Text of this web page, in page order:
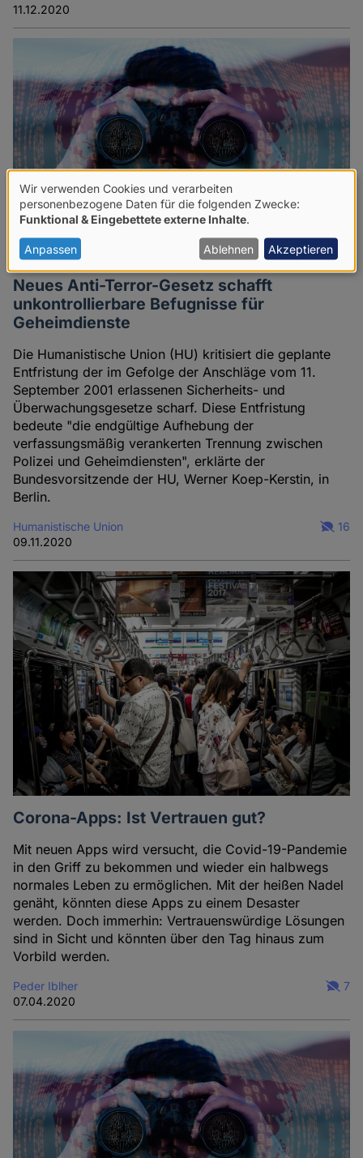
11.12.2020
Neues Anti-Terror-Gesetz schafft
unkontrollierbare Befugnisse für
Geheimdienste
Die Humanistische Union (HU) kritisiert die geplante
Entfristung der im Gefolge der Anschläge vom 11.
September 2001 erlassenen Sicherheits- und
Überwachungsgesetze scharf. Diese Entfristung
bedeute "die endgültige Aufhebung der
verfassungsmäßig verankerten Trennung zwischen
Polizei und Geheimdiensten", erklärte der
Bundesvorsitzende der HU, Werner Koep-Kerstin, in
Berlin.
Humanistische Union
09.11.2020
16
Corona-Apps: Ist Vertrauen gut?
Mit neuen Apps wird versucht, die Covid-19-Pandemie
in den Griff zu bekommen und wieder ein halbwegs
normales Leben zu ermöglichen. Mit der heißen Nadel
genäht, könnten diese Apps zu einem Desaster
werden. Doch immerhin: Vertrauenswürdige Lösungen
sind in Sicht und könnten über den Tag hinaus zum
Vorbild werden.
Peder Iblher
07.04.2020
7
Verwendung
von
personenbezogenen
Daten
und
Cookies
Wir verwenden Cookies und verarbeiten
personenbezogene Daten für die folgenden Zwecke:
Funktional & Eingebettete externe Inhalte.
Anpassen Ablehnen Akzeptieren